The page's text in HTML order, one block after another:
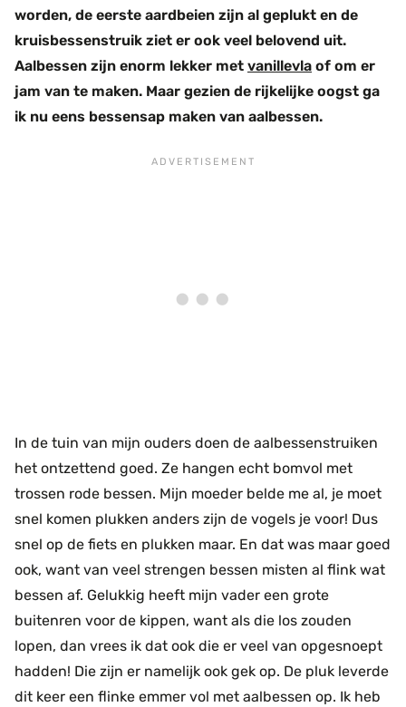
worden, de eerste aardbeien zijn al geplukt en de
kruisbessenstruik ziet er ook veel belovend uit.
Aalbessen zijn enorm lekker met vanillevla of om er
jam van te maken. Maar gezien de rijkelijke oogst ga
ik nu eens bessensap maken van aalbessen.
In de tuin van mijn ouders doen de aalbessenstruiken
het ontzettend goed. Ze hangen echt bomvol met
trossen rode bessen. Mijn moeder belde me al, je moet
snel komen plukken anders zijn de vogels je voor! Dus
snel op de fiets en plukken maar. En dat was maar goed
ook, want van veel strengen bessen misten al flink wat
bessen af. Gelukkig heeft mijn vader een grote
buitenren voor de kippen, want als die los zouden
lopen, dan vrees ik dat ook die er veel van opgesnoept
hadden! Die zijn er namelijk ook gek op. De pluk leverde
dit keer een flinke emmer vol met aalbessen op. Ik heb